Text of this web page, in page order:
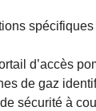
spécifiques
d’accès
de gaz
sécurité à